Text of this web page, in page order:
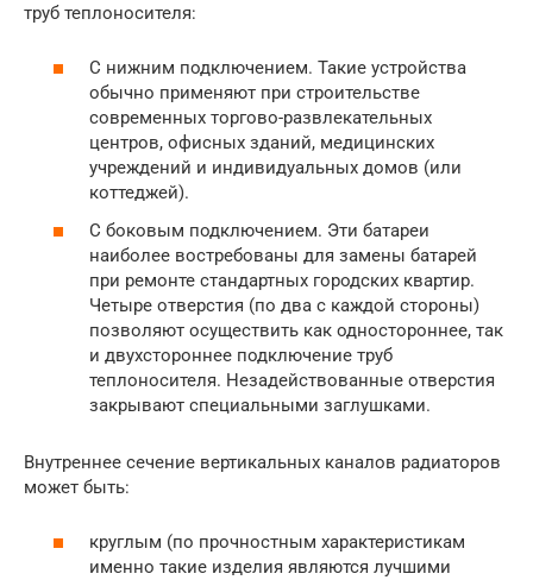
труб теплоносителя:
С нижним подключением. Такие устройства
обычно применяют при строительстве
современных торгово-развлекательных
центров, офисных зданий, медицинских
учреждений и индивидуальных домов (или
коттеджей).
С боковым подключением. Эти батареи
наиболее востребованы для замены батарей
при ремонте стандартных городских квартир.
Четыре отверстия (по два с каждой стороны)
позволяют осуществить как одностороннее, так
и двухстороннее подключение труб
теплоносителя. Незадействованные отверстия
закрывают специальными заглушками.
Внутреннее сечение вертикальных каналов радиаторов
может быть:
круглым (по прочностным характеристикам
именно такие изделия являются лучшими